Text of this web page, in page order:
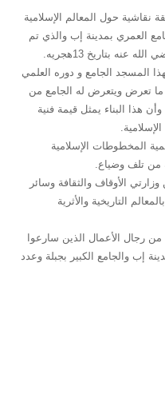
نقاشية حول المعالم الإسلامية
العمري بمدينة إب والذي تم
بتاريخ 13هجريه.
المسجد الجامع و دوره العلمي
ما تعرض ويتعرض له الجامع من
هذا البناء يمثل قيمة فنية
المخطوطات الإسلامية
من تلف وضياع.
الأوقاف والثقافة وسائر
التاريخية والأثرية
رجال الأعمال الذين سارعوا
إب والجامع الكبير بجبلة وعدد